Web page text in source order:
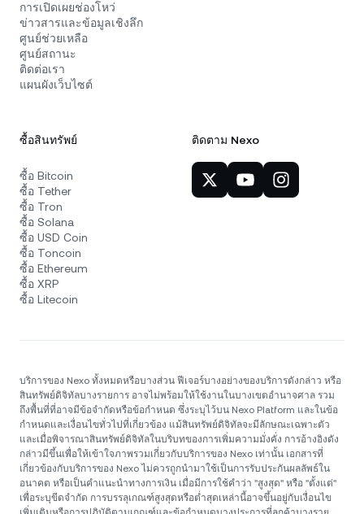
การเปิดเผยช่องโหว่
ข่าวสารและข้อมูลเชิงลึก
ศูนย์ช่วยเหลือ
ศูนย์สถานะ
ติดต่อเรา
แผนผังเว็บไซต์
ซื้อสินทรัพย์
ซื้อ Bitcoin
ซื้อ Tether
ซื้อ Tron
ซื้อ Solana
ซื้อ USD Coin
ซื้อ Toncoin
ซื้อ Ethereum
ซื้อ XRP
ซื้อ Litecoin
ติดตาม Nexo
บริการของ Nexo ทั้งหมดหรือบางส่วน ฟีเจอร์บางอย่างของบริการดังกล่าว หรือ
สินทรัพย์ดิจิทัลบางรายการ อาจไม่พร้อมให้ใช้งานในบางเขตอำนาจศาล รวม
ถึงพื้นที่ที่อาจมีข้อจำกัดหรือข้อกำหนด ซึ่งระบุไว้บน Nexo Platform และในข้อ
กำหนดและเงื่อนไขทั่วไปที่เกี่ยวข้อง แม้สินทรัพย์ดิจิทัลจะมีลักษณะเฉพาะตัว
และเมื่อพิจารณาสินทรัพย์ดิจิทัลในบริบทของการเพิ่มความมั่งคั่ง การอ้างอิงดัง
กล่าวมีขึ้นเพื่อให้เข้าใจภาพรวมเกี่ยวกับบริการของ Nexo เท่านั้น เอกสารที่
เกี่ยวข้องกับบริการของ Nexo ไม่ควรถูกนำมาใช้เป็นการรับประกันผลลัพธ์ใน
อนาคต หรือเป็นคำแนะนำทางการเงิน เมื่อมีการใช้คำว่า "สูงสุด" หรือ "ตั้งแต่"
เพื่อระบุขีดจำกัด การบรรลุเกณฑ์สูงสุดหรือต่ำสุดเหล่านี้อาจขึ้นอยู่กับเงื่อนไข